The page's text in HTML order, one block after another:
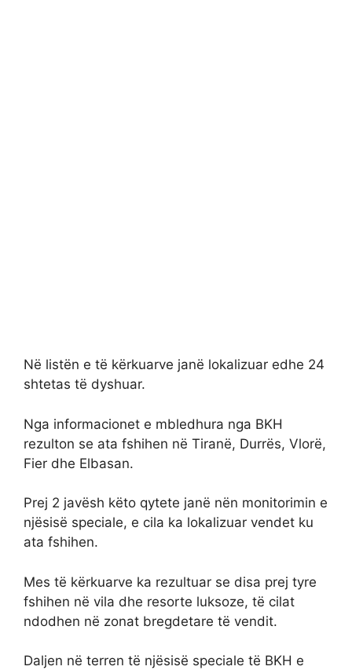
Në listën e të kërkuarve janë lokalizuar edhe 24
shtetas të dyshuar.
Nga informacionet e mbledhura nga BKH
rezulton se ata fshihen në Tiranë, Durrës, Vlorë,
Fier dhe Elbasan.
Prej 2 javësh këto qytete janë nën monitorimin e
njësisë speciale, e cila ka lokalizuar vendet ku
ata fshihen.
Mes të kërkuarve ka rezultuar se disa prej tyre
fshihen në vila dhe resorte luksoze, të cilat
ndodhen në zonat bregdetare të vendit.
Daljen në terren të njësisë speciale të BKH e